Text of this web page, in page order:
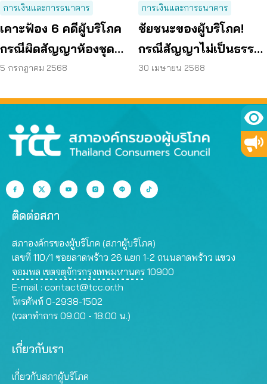
การเงินและการธนาคาร
เคาะฟ้อง 6 คดีผู้บริโภค
กรณีผิดสัญญาห้องชุด
บ้านจัดสรร รถไฟฟ้า ถูก
5 กรกฎาคม 2568
การเงินและการธนาคาร
ชัยชนะของผู้บริโภค!
กรณีสัญญาไม่เป็นธรรม
– ไฟแนนซ์ไม่คืนเล่มรถ
30 เมษายน 2568
ติดต่อสภา
สภาองค์กรของผู้บริโภค (สภาผู้บริโภค)
เลขที่ 110/1 ซอยลาดพร้าว 26 แยก 1-2 ถนนลาดพร้าว แขวง
จอมพล เขตจตุจักรกรุงเทพมหานคร 10900
E-mail : contact@tcc.or.th
โทรศัพท์ 0-2938-1502
(เวลาทำการ 09.00 - 18.00 น.)
เกี่ยวกับเรา
เกี่ยวกับสภาผู้บริโภค